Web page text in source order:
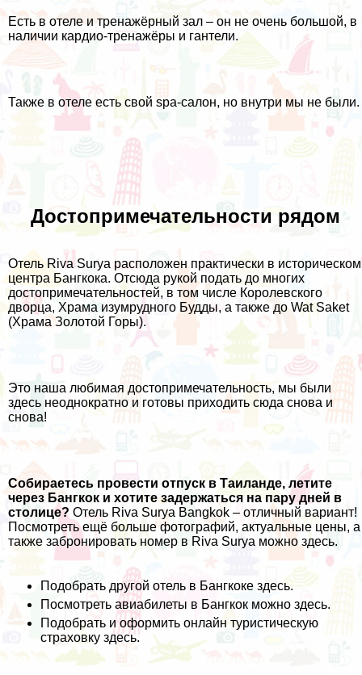
Есть в отеле и тренажёрный зал – он не очень большой, в
наличии кардио-тренажёры и гантели.
Также в отеле есть свой spa-салон, но внутри мы не были.
Достопримечательности рядом
Отель Riva Surya расположен практически в историческом
центра Бангкока. Отсюда рукой подать до многих
достопримечательностей, в том числе Королевского
дворца, Храма изумрудного Будды, а также до Wat Saket
(Храма Золотой Горы).
Это наша любимая достопримечательность, мы были
здесь неоднократно и готовы приходить сюда снова и
снова!
Собираетесь провести отпуск в Таиланде, летите
через Бангкок и хотите задержаться на пару дней в
столице? Отель Riva Surya Bangkok – отличный вариант!
Посмотреть ещё больше фотографий, актуальные цены, а
также забронировать номер в Riva Surya можно здесь.
Подобрать другой отель в Бангкоке здесь.
Посмотреть авиабилеты в Бангкок можно здесь.
Подобрать и оформить онлайн туристическую
страховку здесь.